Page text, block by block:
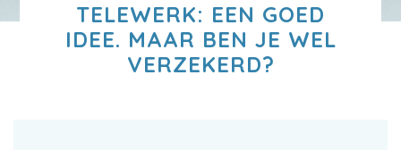
TELEWERK: EEN GOED
IDEE. MAAR BEN JE WEL
VERZEKERD?